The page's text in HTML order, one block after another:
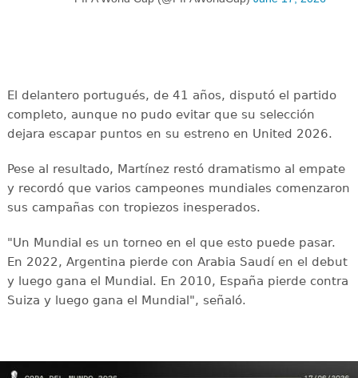
El delantero portugués, de 41 años, disputó el partido
completo, aunque no pudo evitar que su selección
dejara escapar puntos en su estreno en United 2026.
Pese al resultado, Martínez restó dramatismo al empate
y recordó que varios campeones mundiales comenzaron
sus campañas con tropiezos inesperados.
"Un Mundial es un torneo en el que esto puede pasar.
En 2022, Argentina pierde con Arabia Saudí en el debut
y luego gana el Mundial. En 2010, España pierde contra
Suiza y luego gana el Mundial", señaló.